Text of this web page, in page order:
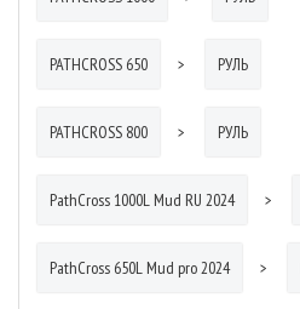
PATHCROSS 650 РУЛЬ
PATHCROSS 800 РУЛЬ
PathCross 1000L Mud RU 2024
PathCross 650L Mud pro 2024